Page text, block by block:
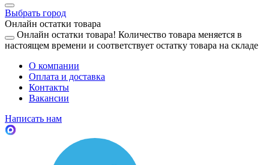
Выбрать город
Онлайн остатки товара
Онлайн остатки товара! Количество товара меняется в
настоящем времени и соответствует остатку товара на складе
О компании
Оплата и доставка
Контакты
Вакансии
Написать нам